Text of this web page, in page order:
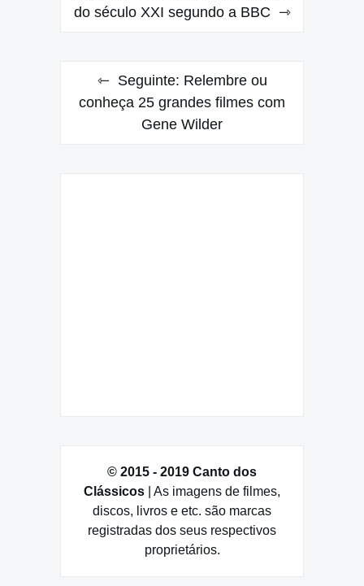
de
do século XXI segundo a BBC
Seguinte: Relembre ou
conheça 25 grandes filmes com
Gene Wilder
© 2015 - 2019 Canto dos
Clássicos | As imagens de filmes,
discos, livros e etc. são marcas
registradas dos seus respectivos
proprietários.